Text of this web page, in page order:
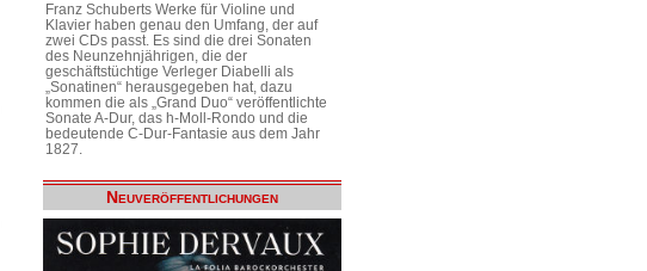
Franz Schuberts Werke für Violine und
Klavier haben genau den Umfang, der auf
zwei CDs passt. Es sind die drei Sonaten
des Neunzehnjährigen, die der
geschäftstüchtige Verleger Diabelli als
„Sonatinen“ herausgegeben hat, dazu
kommen die als „Grand Duo“ veröffentlichte
Sonate A-Dur, das h-Moll-Rondo und die
bedeutende C-Dur-Fantasie aus dem Jahr
1827.
Neuveröffentlichungen